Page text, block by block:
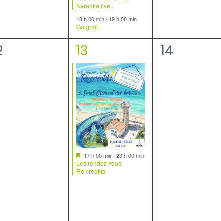
avant
Karaoké live !
18 h 00 min- 19 h 00 min
Guignol
1
évènement,
13
Mis
en
avant
17 h 00 min- 23 h 00 min
Les rendez-vous
Ré’créatifs
0
14